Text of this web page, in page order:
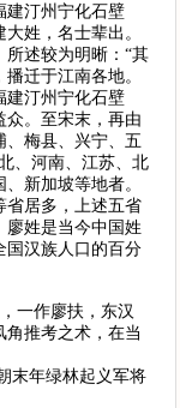
建汀州宁化石壁
姓，名士辈出。
所述较为明晰：“其
迁于江南各地。
建汀州宁化石壁
众。至宋末，再由
梅县、兴宁、五
、河南、江苏、北
新加坡等地者。
省居多，上述五省
廖姓是当今中国姓
国汉族人口的百分
一作廖扶，东汉
推考之术，在当
末年绿林起义军将